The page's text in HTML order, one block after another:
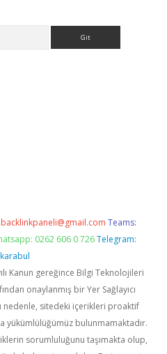
backlinkpaneli@gmail.com Teams:
0262 606 0 726 Telegram:
Kanun gereğince Bilgi Teknolojileri
onaylanmış bir Yer Sağlayıcı
nedenle, sitedeki içerikleri proaktif
yükümlülüğümüz bulunmamaktadır.
sorumluluğunu taşımakta olup,